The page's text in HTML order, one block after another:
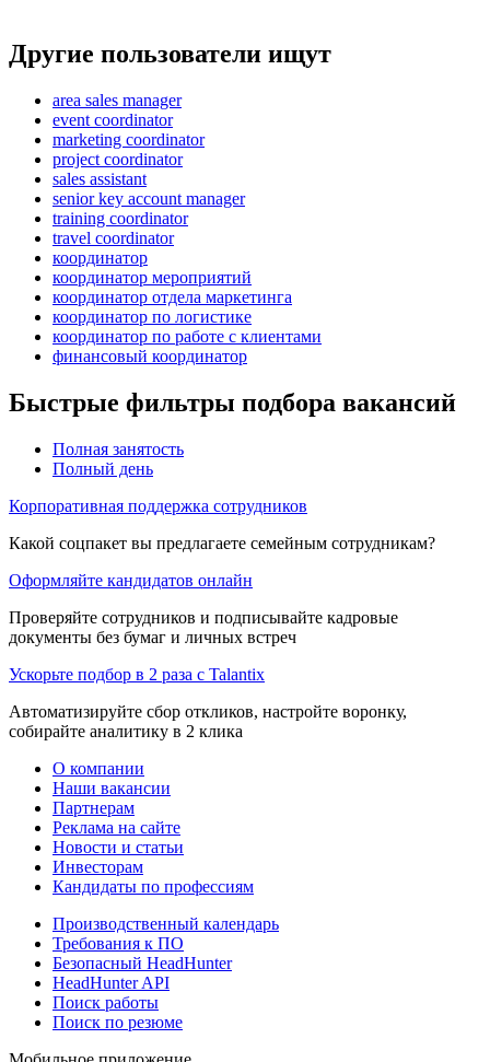
Другие пользователи ищут
area sales manager
event coordinator
marketing coordinator
project coordinator
sales assistant
senior key account manager
training coordinator
travel coordinator
координатор
координатор мероприятий
координатор отдела маркетинга
координатор по логистике
координатор по работе с клиентами
финансовый координатор
Быстрые фильтры подбора вакансий
Полная занятость
Полный день
Корпоративная поддержка сотрудников
Какой соцпакет вы предлагаете семейным сотрудникам?
Оформляйте кандидатов онлайн
Проверяйте сотрудников и подписывайте кадровые
документы без бумаг и личных встреч
Ускорьте подбор в 2 раза с Talantix
Автоматизируйте сбор откликов, настройте воронку,
собирайте аналитику в 2 клика
О компании
Наши вакансии
Партнерам
Реклама на сайте
Новости и статьи
Инвесторам
Кандидаты по профессиям
Производственный календарь
Требования к ПО
Безопасный HeadHunter
HeadHunter API
Поиск работы
Поиск по резюме